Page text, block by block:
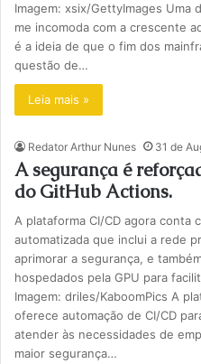
Imagem: xsix/GettyImages
me incomoda com a crescente
é a ideia de que o fim dos
questão de…
Leia mais »
Redator Arthur Nunes 31 de
A segurança é
do GitHub Actions.
A plataforma CI/CD agora conta
automatizada que inclui a rede
aprimorar a segurança, e
hospedados pela GPU para
Imagem: driles/KaboomPics A
oferece automação de CI/CD
atender às necessidades de
maior segurança…